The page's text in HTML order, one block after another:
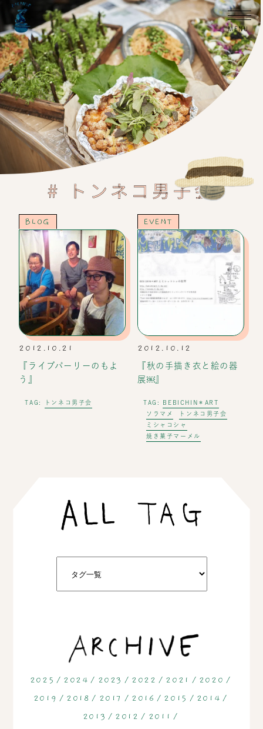
# トンネコ男子会
BLOG
2012.10.21
『ライブパーリーのもよ
う』
TAG: トンネコ男子会
EVENT
2012.10.12
『秋の手描き衣と絵の器
展￼』
TAG:
BEBICHIN＊ART
ソラマメ
トンネコ男子会
ミシャコシャ
焼き菓子マーメル
2025 2024 2023 2022 2021
2020
2019
2018 2017 2016 2015
2014
2013
2012 2011